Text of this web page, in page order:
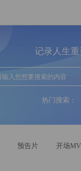
记录人生
热门搜索：
预告片
开场MV